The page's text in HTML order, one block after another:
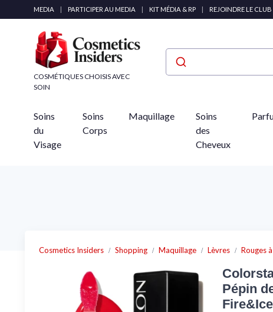
MEDIA | PARTICIPER AU MEDIA | KIT MÉDIA & RP | REJOINDRE LE CLUB
COSMÉTIQUES CHOISIS AVEC
SOIN
Soins
du
Visage
Soins
Corps
Maquillage
Soins
des
Cheveux
Cosmetics Insiders Shopping Maquillage Lèvres Rouges
Pépin
Fire&Ice
Panneau de gestion des cookies